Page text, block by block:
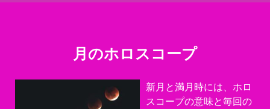
月のホロスコープ
新月と満月時には、ホロ
スコープの意味と毎回の